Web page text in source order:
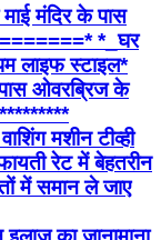
मंदिर के पास
*_घर
लाइफ स्टाइल*
ओवरब्रिज के
मशीन टीव्ही
रेट में बेहतरीन
में समान ले जाए